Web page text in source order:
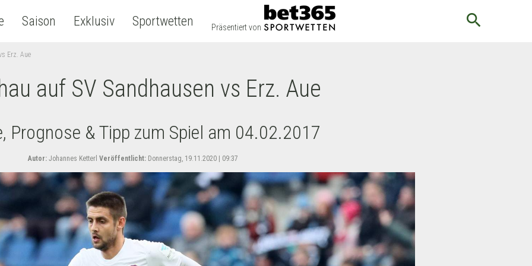
Saison Exklusiv Sportwetten Präsentiert von search
Erz. Aue
auf SV Sandhausen vs Erz. Aue
Prognose & Tipp zum Spiel am 04.02.2017
Autor: Johannes Ketterl Veröffentlicht: Donnerstag, 19.11.2020 | 09:37